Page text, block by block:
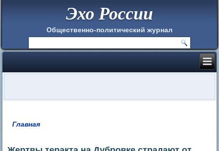
Эхо России
Общественно-политический журнал
Главная